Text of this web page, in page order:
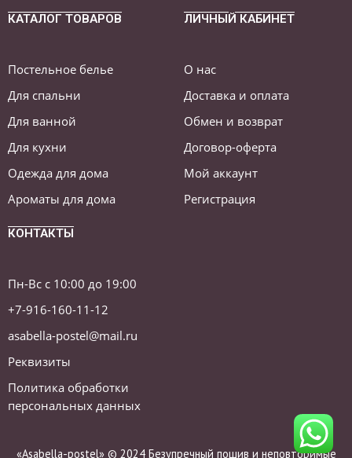
КАТАЛОГ ТОВАРОВ
Постельное белье
Для спальни
Для ванной
Для кухни
Одежда для дома
Ароматы для дома
ЛИЧНЫЙ КАБИНЕТ
О нас
Доставка и оплата
Обмен и возврат
Договор-оферта
Мой аккаунт
Регистрация
КОНТАКТЫ
Пн-Вс с 10:00 до 19:00
+7-916-160-11-12
asabella-postel@mail.ru
Реквизиты
Политика обработки
персональных данных
«Asabella-postel» © 2024 Безупречный пошив и неповторимые